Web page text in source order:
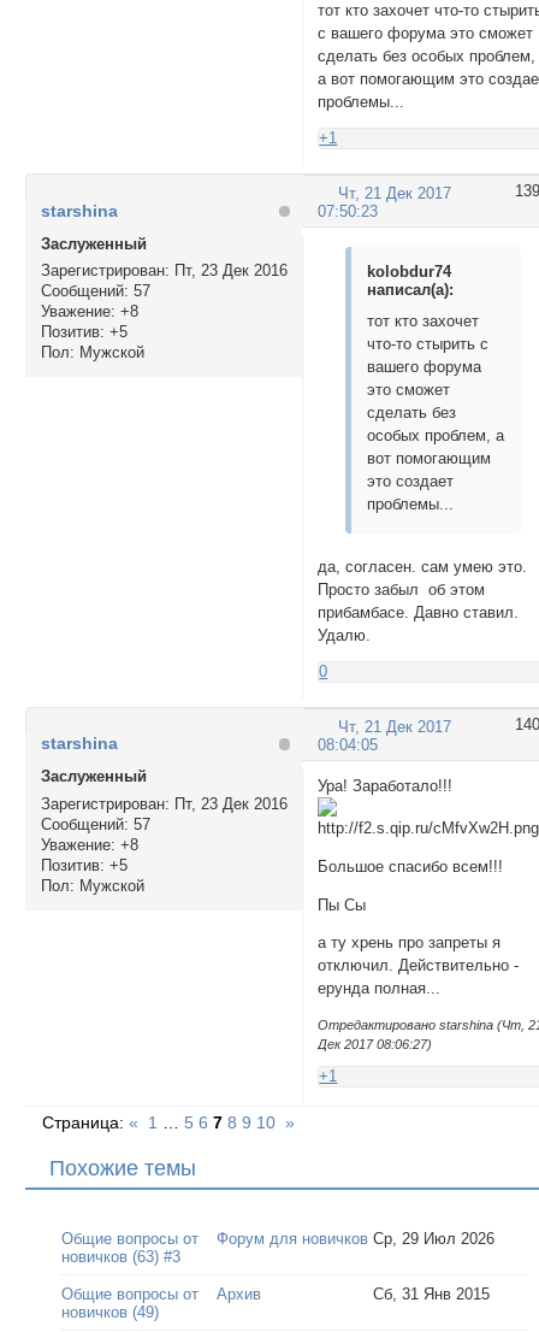
тот кто захочет что-то
с вашего форума это сможет
сделать без особых проблем,
а вот помогающим это
проблемы...
+1
139
Чт, 21 Дек 2017
07:50:23
starshina
Заслуженный
Зарегистрирован: Пт, 23 Дек 2016
Сообщений: 57
Уважение: +8
Позитив: +5
Пол: Мужской
kolobdur74
написал(а):
тот кто захочет
что-то стырить с
вашего форума
это сможет
сделать без
особых проблем, а
вот помогающим
это создает
проблемы...
да, согласен. сам умею это.
Просто забыл об этом
прибамбасе. Давно ставил.
Удалю.
0
140
Чт, 21 Дек 2017
08:04:05
starshina
Заслуженный
Зарегистрирован: Пт, 23 Дек 2016
Сообщений: 57
Уважение: +8
Позитив: +5
Пол: Мужской
Ура! Заработало!!!
Большое спасибо всем!!!
Пы Сы
а ту хрень про запреты я
отключил. Действительно -
ерунда полная...
Отредактировано starshina (Чт,
Дек 2017 08:06:27)
+1
Страница:« 1 … 5 6 7 8 9 10 »
Похожие темы
Общие вопросы от
новичков (63) #3
Форум для новичков Ср, 29 Июл 2026
Общие вопросы от
новичков (49)
Архив Сб, 31 Янв 2015